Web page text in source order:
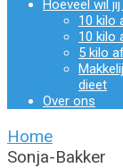
Hoeveel wil
10 kilo
10 kilo
5 kilo
dieet
Over ons
Home
Sonja-Bakker